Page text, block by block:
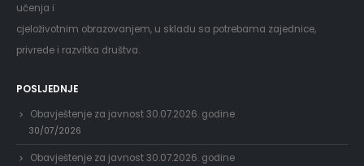
učenja i
cjeloživotnim obrazovanjem, u skladu sa potrebama zajednice,
privrede i razvitka društva.
POSLJEDNJE
Obavještenje za javnost 30.07.2026. godine
30/07/2026
Obavještenje za javnost 30.07.2026. godine